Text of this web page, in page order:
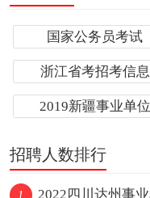
国家公务员考试
浙江省考招考信息
2019新疆事业单位
招聘人数排行
1 2022四川达州事